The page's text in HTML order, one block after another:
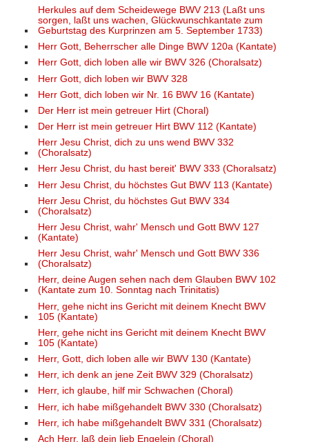
Herkules auf dem Scheidewege BWV 213 (Laßt uns
sorgen, laßt uns wachen, Glückwunschkantate zum
Geburtstag des Kurprinzen am 5. September 1733)
Herr Gott, Beherrscher alle Dinge BWV 120a (Kantate)
Herr Gott, dich loben alle wir BWV 326 (Choralsatz)
Herr Gott, dich loben wir BWV 328
Herr Gott, dich loben wir Nr. 16 BWV 16 (Kantate)
Der Herr ist mein getreuer Hirt (Choral)
Der Herr ist mein getreuer Hirt BWV 112 (Kantate)
Herr Jesu Christ, dich zu uns wend BWV 332
(Choralsatz)
Herr Jesu Christ, du hast bereit' BWV 333 (Choralsatz)
Herr Jesu Christ, du höchstes Gut BWV 113 (Kantate)
Herr Jesu Christ, du höchstes Gut BWV 334
(Choralsatz)
Herr Jesu Christ, wahr' Mensch und Gott BWV 127
(Kantate)
Herr Jesu Christ, wahr' Mensch und Gott BWV 336
(Choralsatz)
Herr, deine Augen sehen nach dem Glauben BWV 102
(Kantate zum 10. Sonntag nach Trinitatis)
Herr, gehe nicht ins Gericht mit deinem Knecht BWV
105 (Kantate)
Herr, gehe nicht ins Gericht mit deinem Knecht BWV
105 (Kantate)
Herr, Gott, dich loben alle wir BWV 130 (Kantate)
Herr, ich denk an jene Zeit BWV 329 (Choralsatz)
Herr, ich glaube, hilf mir Schwachen (Choral)
Herr, ich habe mißgehandelt BWV 330 (Choralsatz)
Herr, ich habe mißgehandelt BWV 331 (Choralsatz)
Ach Herr, laß dein lieb Engelein (Choral)